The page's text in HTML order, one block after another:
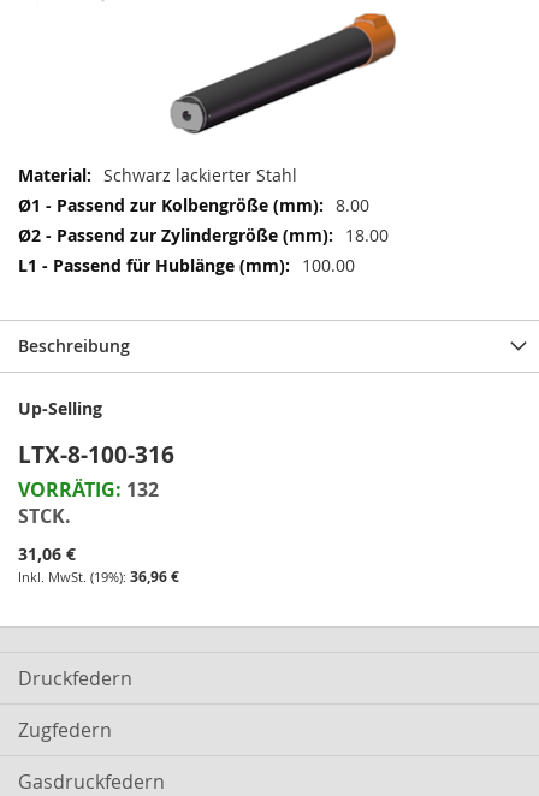
Weitere
Informationen
Schwarz lackierter Stahl
8.00
18.00
100.00
Beschreibung
Up-Selling
LTX-8-100-316
VORRÄTIG: 132
STCK.
31,06 €
36,96 €
Druckfedern
Zugfedern
Gasdruckfedern